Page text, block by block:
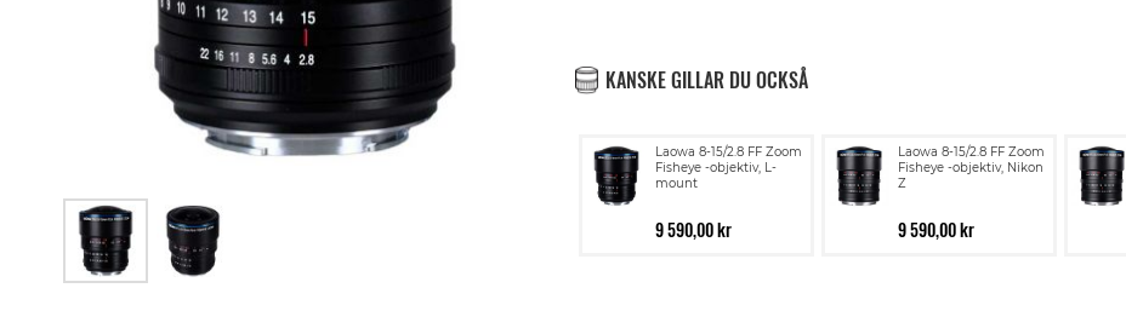
KANSKE GILLAR DU OCKSÅ
Laowa 8-15/2.8 FF Zoom
Fisheye -objektiv, L-
mount
9 590,00 kr
Laowa 8-15/2.8 FF Zoom
Fisheye -objektiv, Nikon
Z
9 590,00 kr